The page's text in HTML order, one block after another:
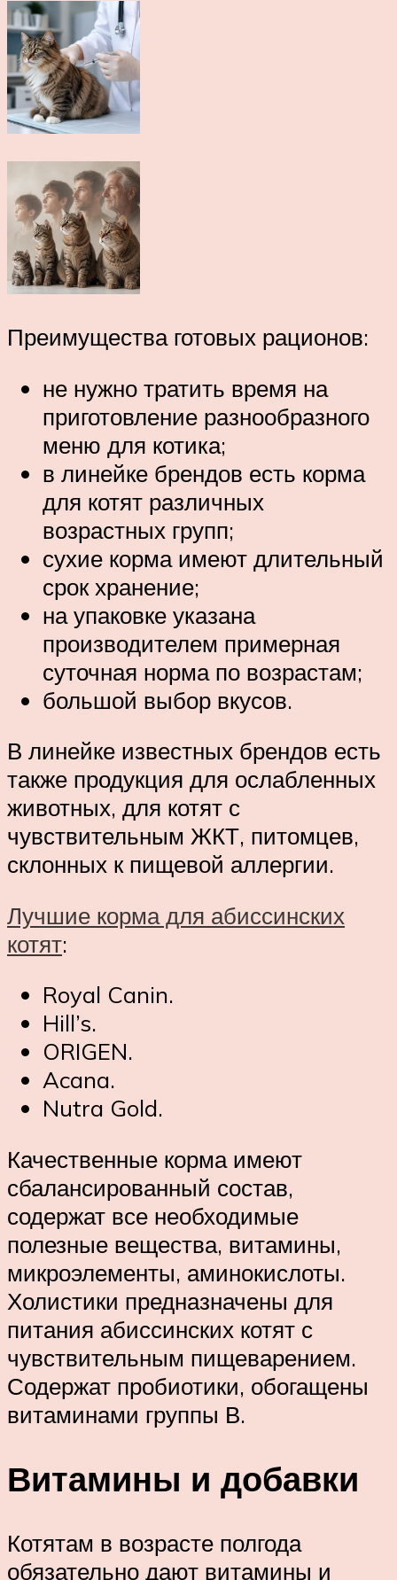
Преимущества готовых рационов:
не нужно тратить время на
приготовление разнообразного
меню для котика;
в линейке брендов есть корма
для котят различных
возрастных групп;
сухие корма имеют длительный
срок хранение;
на упаковке указана
производителем примерная
суточная норма по возрастам;
большой выбор вкусов.
В линейке известных брендов есть
также продукция для ослабленных
животных, для котят с
чувствительным ЖКТ, питомцев,
склонных к пищевой аллергии.
Лучшие корма для абиссинских
котят:
Royal Canin.
Hill’s.
ORIGEN.
Acana.
Nutra Gold.
Качественные корма имеют
сбалансированный состав,
содержат все необходимые
полезные вещества, витамины,
микроэлементы, аминокислоты.
Холистики предназначены для
питания абиссинских котят с
чувствительным пищеварением.
Содержат пробиотики, обогащены
витаминами группы В.
Витамины и добавки
Котятам в возрасте полгода
обязательно дают витамины и